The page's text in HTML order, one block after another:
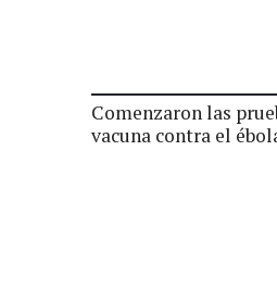
Comenzaron las
vacuna contra el